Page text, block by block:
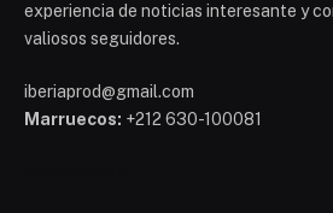
experiencia de noticias interesante y
valiosos seguidores.
iberiaprod@gmail.com
Marruecos: +212 630-100081